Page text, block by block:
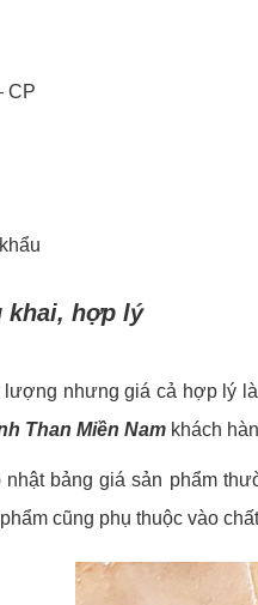
CP
khai, hợp lý
lượng nhưng giá cả hợp lý
Than Miền Nam khách
bảng giá sản phẩm
cũng phụ thuộc vào